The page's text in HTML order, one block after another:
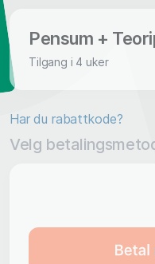
Pensum +
Tilgang i 4 uker
Har du rabattkode?
Velg